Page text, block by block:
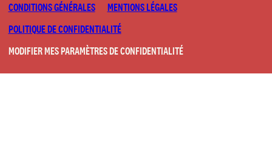
CONDITIONS GÉNÉRALES
MENTIONS LÉGALES
POLITIQUE DE CONFIDENTIALITÉ
MODIFIER MES PARAMÈTRES DE CONFIDENTIALITÉ